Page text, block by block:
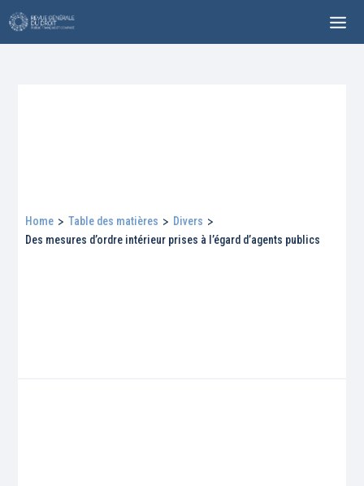
Home > Table des matières > Divers >
Des mesures d’ordre intérieur prises à l’égard d’agents publics